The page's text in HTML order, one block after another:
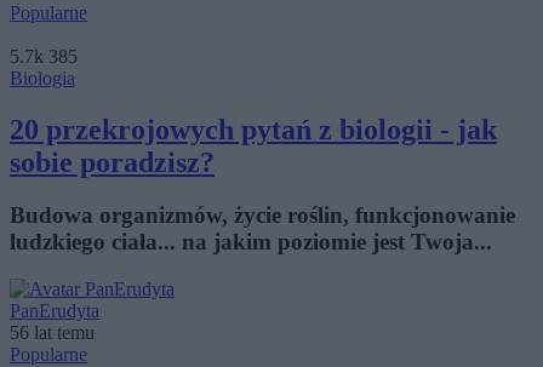
Popularne
5.7k 385
Biologia
20 przekrojowych pytań z biologii - jak
sobie poradzisz?
Budowa organizmów, życie roślin, funkcjonowanie
ludzkiego ciała... na jakim poziomie jest Twoja...
PanErudyta
56 lat temu
Popularne